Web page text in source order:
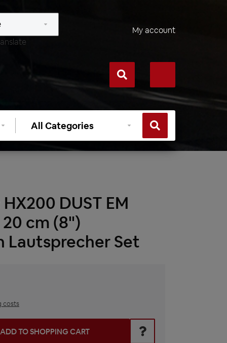
My account
Select
category
DUST EM
cm (8")
Lautsprecher Set
costs
desired amount or use the buttons to increase or decrease
ADD TO SHOPPING CART